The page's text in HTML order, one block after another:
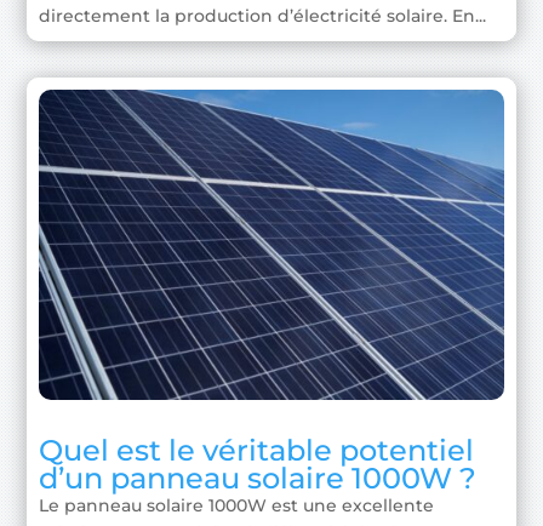
directement la production d’électricité solaire. En...
Quel est le véritable potentiel
d’un panneau solaire 1000W ?
Le panneau solaire 1000W est une excellente